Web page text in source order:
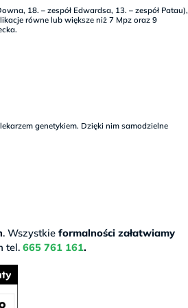
18. – zespół Edwardsa, 13. – zespół Patau),
równe lub większe niż 7 Mpz oraz 9
genetykiem. Dzięki nim samodzielne
. Wszystkieformalności załatwiamy
tel.665 761 161.